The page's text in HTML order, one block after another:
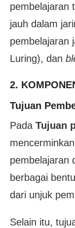
pembelajaran
jauh dalam
pembelajaran
Luring), dan
2.
Tujuan
Pada Tujuan
pembelajaran
berbagai
dari unjuk
Selain itu,